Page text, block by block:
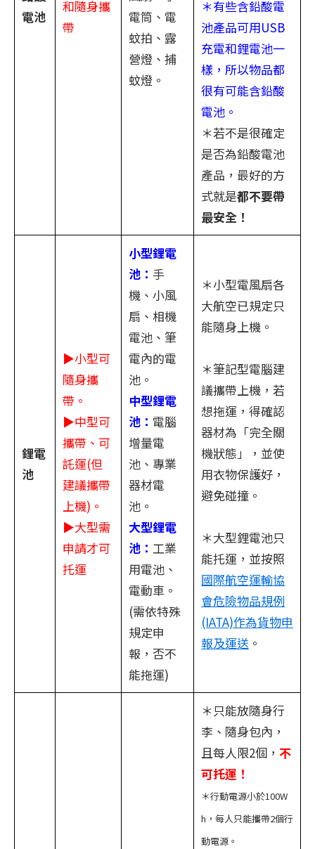
電池
和隨身攜
帶
電筒、電
蚊拍、露
營燈、捕
蚊燈。
＊有些含鉛酸電
池產品可用USB
充電和鋰電池一
樣，所以物品都
很有可能含鉛酸
電池。
＊若不是很確定
是否為鉛酸電池
產品，最好的方
式就是都不要帶
最安全！
鋰電
池
▶小型可
隨身攜
帶。
▶中型可
攜帶、可
託運(但
建議攜帶
上機)。
▶大型需
申請才可
托運
小型鋰電
池： 手
機、小風
扇、相機
電池、筆
電內的電
池。
中型鋰電
池： 電腦
增量電
池、專業
器材電
池。
大型鋰電
池： 工業
用電池、
電動車。
(需依特殊
規定申
報，否不
能拖運)
＊小型電風扇各
大航空已規定只
能隨身上機。
＊筆記型電腦建
議攜帶上機，若
想拖運，得確認
器材為「完全關
機狀態」，並使
用衣物保護好，
避免碰撞。
＊大型鋰電池只
能托運，並按照
國際航空運輸協
會危險物品規例
(IATA)作為貨物申
報及運送 。
＊只能放隨身行
李、隨身包內，
且每人限2個， 不
可托運！
＊行動電源小於100W
h，每人只能攜帶2個行
動電源。